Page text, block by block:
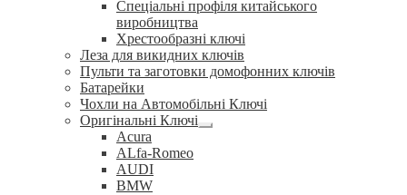
Спеціальні профіля китайського
виробництва
Хрестообразні ключі
Леза для викидних ключів
Пульти та заготовки домофонних ключів
Батарейки
Чохли на Автомобільні Ключі
Оригінальні Ключі
Розгорнуте
Acura
ALfa-Romeo
AUDI
BMW